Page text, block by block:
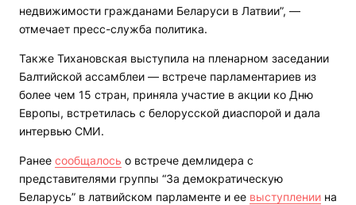
недвижимости гражданами Беларуси в Латвии”, —
отмечает пресс-служба политика.
Также Тихановская выступила на пленарном заседании
Балтийской ассамблеи — встрече парламентариев из
более чем 15 стран, приняла участие в акции ко Дню
Европы, встретилась с белорусской диаспорой и дала
интервью СМИ.
Ранее сообщалось о встрече демлидера с
представителями группы “За демократическую
Беларусь” в латвийском парламенте и ее выступлении на